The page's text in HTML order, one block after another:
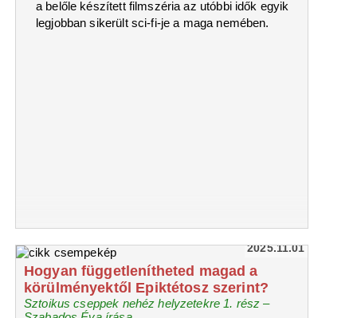
a belőle készített filmszéria az utóbbi idők egyik
legjobban sikerült sci-fi-je a maga nemében.
2025.11.01
Hogyan függetlenítheted magad a
körülményektől Epiktétosz szerint?
Sztoikus cseppek nehéz helyzetekre 1. rész –